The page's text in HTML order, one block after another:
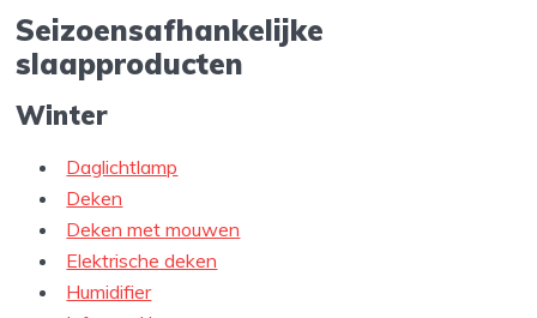
Seizoensafhankelijke
slaapproducten
Winter
Daglichtlamp
Deken
Deken met mouwen
Elektrische deken
Humidifier